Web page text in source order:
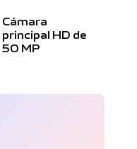
Cámara
principal HD de
50 MP